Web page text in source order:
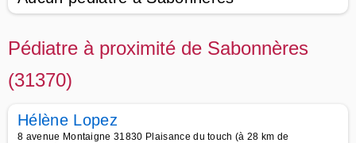
Pédiatre à proximité de Sabonnères
(31370)
Hélène Lopez
8 avenue Montaigne 31830 Plaisance du touch (à 28 km de